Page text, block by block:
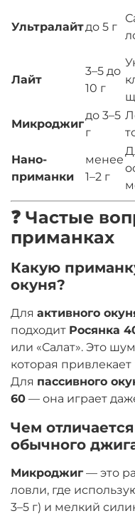
Ультралайтдо 5 г
Лайт
3–5 до
10 г
Микроджиг
до 3–5
г
Нано-
приманки
менее
1–2 г
❓ Частые
приманках
Какую
окуня?
Для активного
подходит Росянка
или «Салат». Это
которая
Для пассивного
60 — она играет
Чем
обычного
Микроджиг — это
ловли, где
3–5 г) и мелкий